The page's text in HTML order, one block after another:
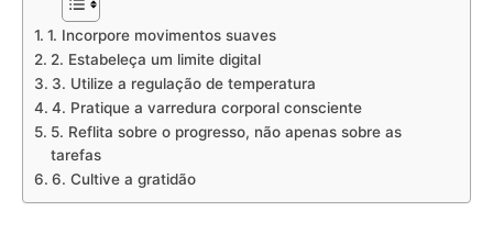
1. Incorpore movimentos suaves
2. Estabeleça um limite digital
3. Utilize a regulação de temperatura
4. Pratique a varredura corporal consciente
5. Reflita sobre o progresso, não apenas sobre as
tarefas
6. Cultive a gratidão